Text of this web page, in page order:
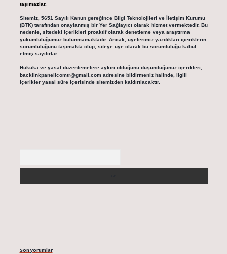
taşımazlar.
Sitemiz, 5651 Sayılı Kanun gereğince Bilgi Teknolojileri ve İletişim Kurumu
(BTK) tarafından onaylanmış bir Yer Sağlayıcı olarak hizmet vermektedir. Bu
nedenle, sitedeki içerikleri proaktif olarak denetleme veya araştırma
yükümlülüğümüz bulunmamaktadır. Ancak, üyelerimiz yazdıkları içeriklerin
sorumluluğunu taşımakta olup, siteye üye olarak bu sorumluluğu kabul
etmiş sayılırlar.
Hukuka ve yasal düzenlemelere aykırı olduğunu düşündüğünüz içerikleri,
backlinkpanelicomtr@gmail.comadresine bildirmeniz halinde, ilgili
içerikler yasal süre içerisinde sitemizden kaldırılacaktır.
Son yorumlar